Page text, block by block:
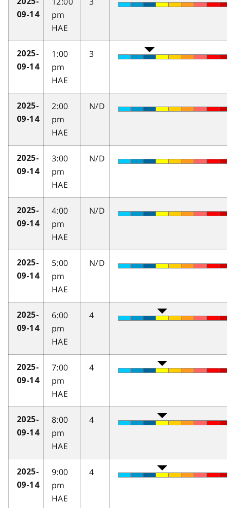
09-14
pm
HAE
2025-
09-14
1:00
pm
HAE
3
2025-
09-14
2:00
pm
HAE
N/D
2025-
09-14
3:00
pm
HAE
N/D
2025-
09-14
4:00
pm
HAE
N/D
2025-
09-14
5:00
pm
HAE
N/D
2025-
09-14
6:00
pm
HAE
4
2025-
09-14
7:00
pm
HAE
4
2025-
09-14
8:00
pm
HAE
4
2025-
09-14
9:00
pm
HAE
4